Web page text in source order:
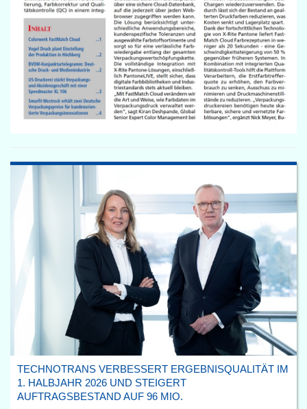
TECHNOTRANS VERBESSERT ERGEBNISQUALITÄT IM
1. HALBJAHR 2026 UND STEIGERT
AUFTRAGSBESTAND AUF 96 MIO.